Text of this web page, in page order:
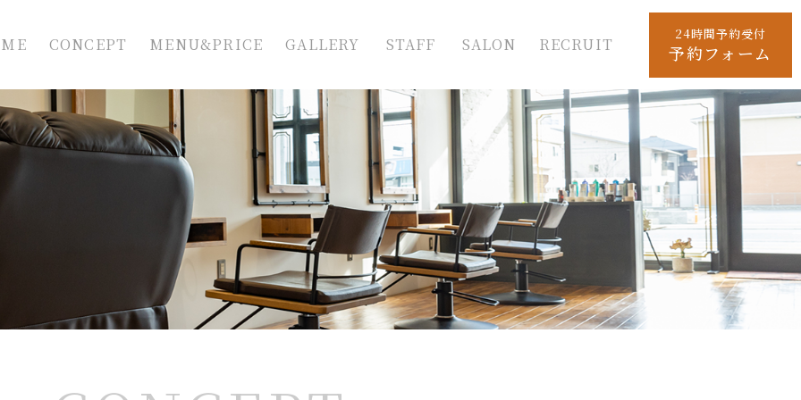
CONCEPT MENU&PRICE GALLERY STAFF SALON RECRUIT
24時間予約受付
予約フォーム